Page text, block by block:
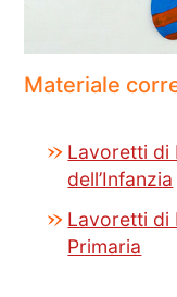
Materiale
Lavoretti di
dell’Infanzia
Lavoretti di
Primaria